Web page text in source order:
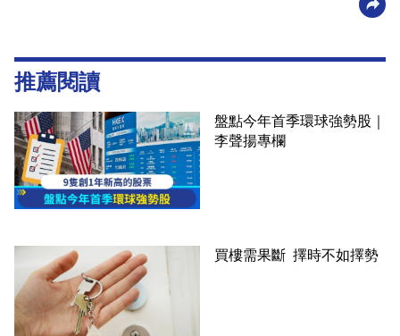
推薦閱讀
盤點今年首季環球強勢股｜
李聲揚專欄
買樓需果斷 擇時不如擇勢